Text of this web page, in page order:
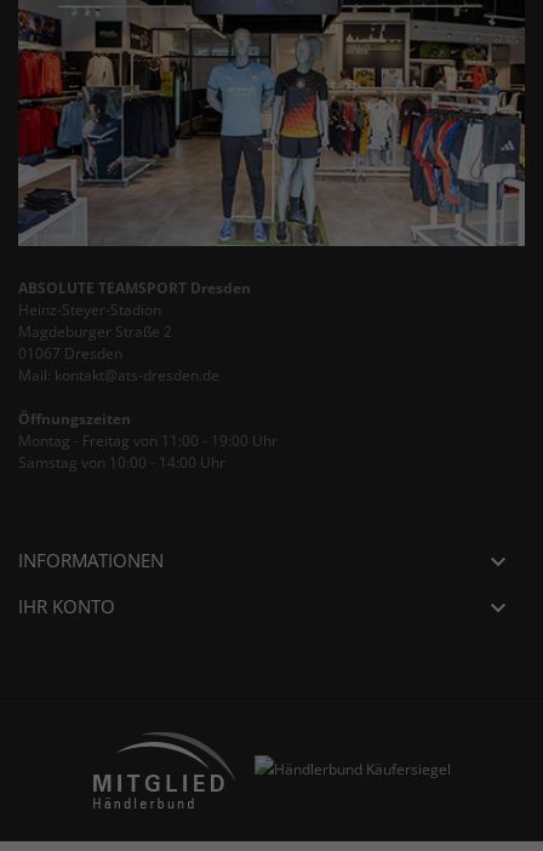
ABSOLUTE TEAMSPORT Dresden
Heinz-Steyer-Stadion
Magdeburger Straße 2
01067 Dresden
Mail: kontakt@ats-dresden.de
Öffnungszeiten
Montag - Freitag von 11:00 - 19:00 Uhr
Samstag von 10:00 - 14:00 Uhr
INFORMATIONEN 
IHR KONTO 